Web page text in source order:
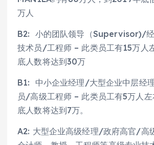
万人
B2: 小的团队领导（Supervisor)/
技术员/工程师 – 此类员工有15万人
底人数将达到30万
B1: 中小企业经理/大型企业中层经
员/高级工程师 – 此类员工有5万人
底人数将达到7万。
A2: 大型企业高级经理/政府高官/高